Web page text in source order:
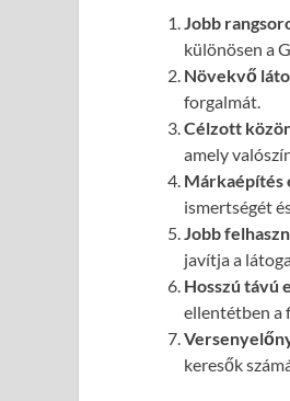
Jobb
különösen a
Növekvő
forgalmát.
Célzott
amely
Márkaépítés
ismertségét
Jobb
javítja a
Hosszú távú
ellentétben a
keresők